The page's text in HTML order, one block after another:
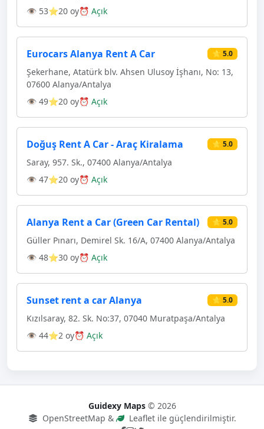
👁 53⭐20 oy⏰ Açık
Eurocars Alanya Rent A Car ⭐ 5.0
Şekerhane, Atatürk blv. Ahsen Ulusoy İşhanı, No: 13,
07600 Alanya/Antalya
👁 49⭐20 oy⏰ Açık
Doğuş Rent A Car - Araç Kiralama ⭐ 5.0
Saray, 957. Sk., 07400 Alanya/Antalya
👁 47⭐20 oy⏰ Açık
Alanya Rent a Car (Green Car Rental) ⭐ 5.0
Güller Pınarı, Demirel Sk. 16/A, 07400 Alanya/Antalya
👁 48⭐30 oy⏰ Açık
Sunset rent a car Alanya ⭐ 5.0
Kızılsaray, 82. Sk. No:37, 07040 Muratpaşa/Antalya
👁 44⭐2 oy⏰ Açık
Guidexy Maps© 2026
OpenStreetMap &
Leaflet ile güçlendirilmiştir.